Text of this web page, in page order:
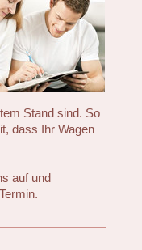
Stand sind. So
dass Ihr Wagen
auf und